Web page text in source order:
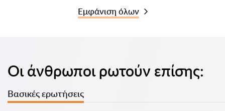
Εμφάνιση όλων
Οι άνθρωποι ρωτούν επίσης:
Βασικές ερωτήσεις